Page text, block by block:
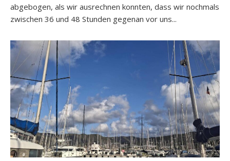
abgebogen, als wir ausrechnen konnten, dass wir nochmals
zwischen 36 und 48 Stunden gegenan vor uns...